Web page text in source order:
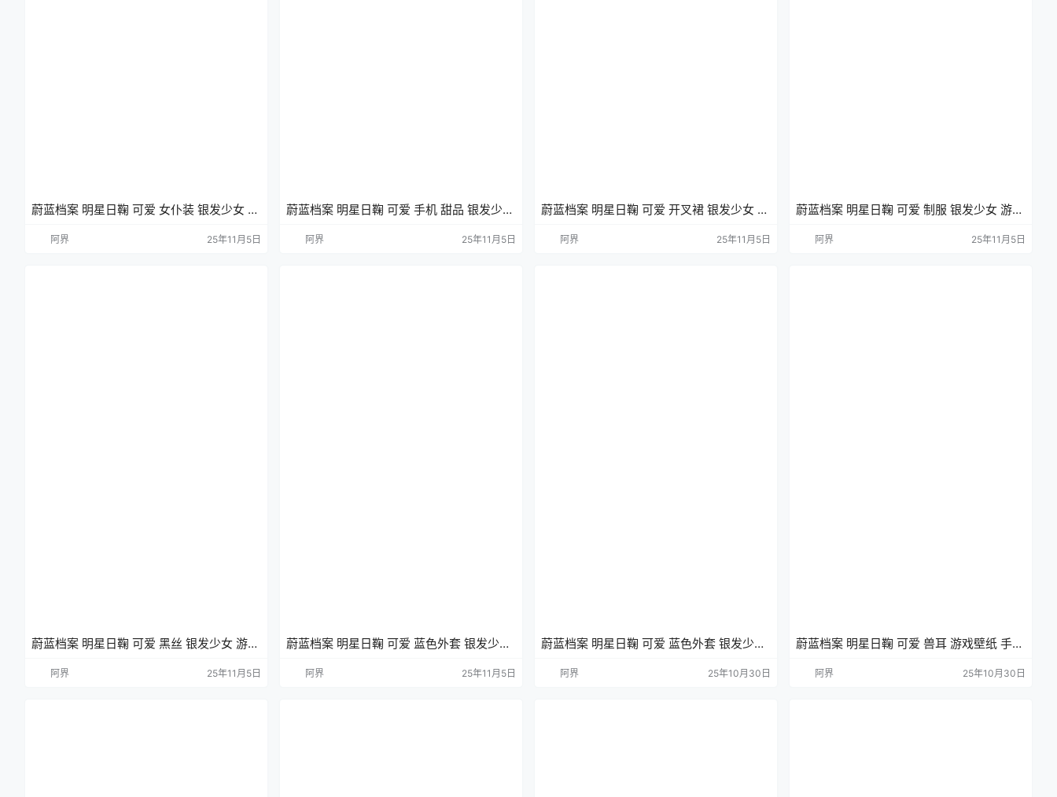
蔚蓝档案 明星日鞠 可爱 女仆装 银发少女 游
阿界 25年11月5日
蔚蓝档案 明星日鞠 可爱 手机 甜品 银发少女
阿界 25年11月5日
蔚蓝档案 明星日鞠 可爱 开叉裙 银发少女 游
阿界 25年11月5日
蔚蓝档案 明星日鞠 可爱 制服 银发少女 游戏
阿界 25年11月5日
蔚蓝档案 明星日鞠 可爱 黑丝 银发少女 游戏
阿界 25年11月5日
蔚蓝档案 明星日鞠 可爱 蓝色外套 银发少女
阿界 25年11月5日
蔚蓝档案 明星日鞠 可爱 蓝色外套 银发少女
阿界 25年10月30日
蔚蓝档案 明星日鞠 可爱 兽耳 游戏壁纸 手机
阿界 25年10月30日